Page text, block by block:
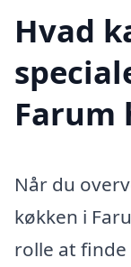
Hvad
Farum
Når du
køkken i
rolle at